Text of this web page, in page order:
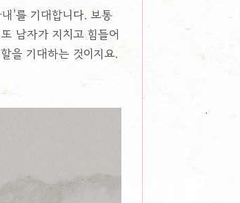
'를 기대합니다. 보통
남자가 지치고 힘들어
을 기대하는 것이지요.